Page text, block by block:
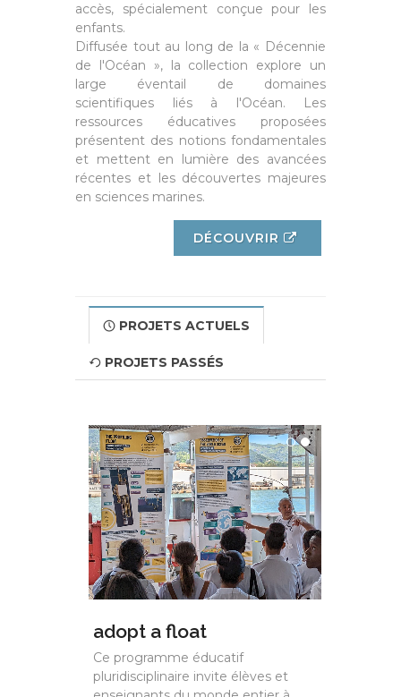
accès, spécialement conçue pour les
enfants.
Diffusée tout au long de la « Décennie
de l'Océan », la collection explore un
large éventail de domaines
scientifiques liés à l'Océan. Les
ressources éducatives proposées
présentent des notions fondamentales
et mettent en lumière des avancées
récentes et les découvertes majeures
en sciences marines.
DÉCOUVRIR
PROJETS ACTUELS
PROJETS PASSÉS
adopt a float
Ce programme éducatif
pluridisciplinaire invite élèves et